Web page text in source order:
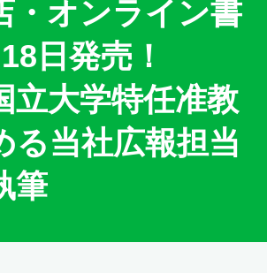
・オンライン書
日発売！
立大学特任准教
る当社広報担当
筆